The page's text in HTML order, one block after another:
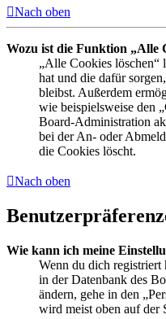
Nach oben
Wozu ist die Funktion „Alle
„Alle Cookies löschen“
hat und die dafür
bleibst. Außerdem
wie beispielsweise den
Board-Administration
bei der An- oder
die Cookies löscht.
Nach oben
Wie kann ich meine
Wenn du dich registriert
in der Datenbank des
ändern, gehe in den
wird meist oben auf der